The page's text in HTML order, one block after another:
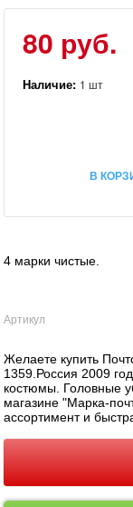
80 руб.
Наличие: 1 шт
В
4 марки чистые.
Артикул
Желаете купить
1359.Россия 2009
костюмы. Головные
магазине "Марка-
ассортимент и